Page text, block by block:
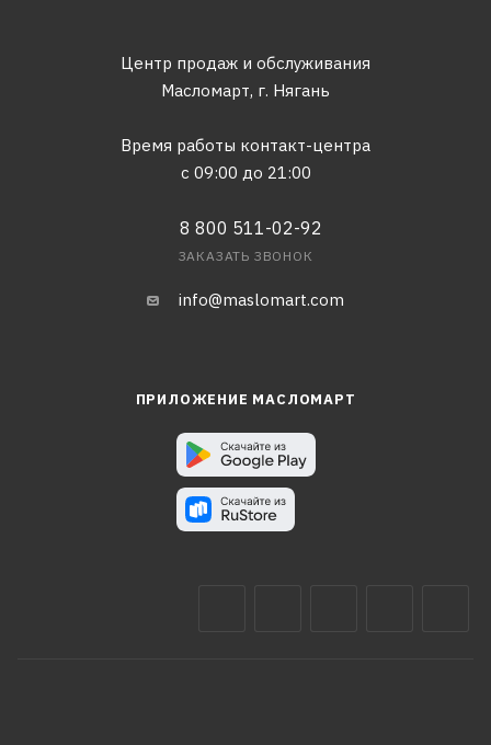
Центр продаж и обслуживания
Масломарт, г. Нягань
Время работы контакт-центра
с 09:00 до 21:00
8 800 511-02-92
ЗАКАЗАТЬ ЗВОНОК
info@maslomart.com
ПРИЛОЖЕНИЕ МАСЛОМАРТ